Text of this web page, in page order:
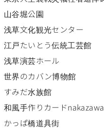
山谷堀公園
浅草文化観光センター
江戸たいとう伝統工芸館
浅草演芸ホール
世界のカバン博物館
すみだ水族館
和風手作りカードnakazawa
かっぱ橋道具街